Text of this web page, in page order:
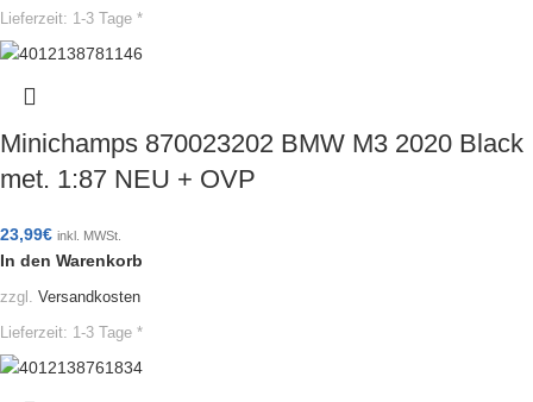
Lieferzeit: 1-3 Tage *
Minichamps 870023202 BMW M3 2020 Black
met. 1:87 NEU + OVP
23,99€ inkl. MWSt.
In den Warenkorb
zzgl. Versandkosten
Lieferzeit: 1-3 Tage *